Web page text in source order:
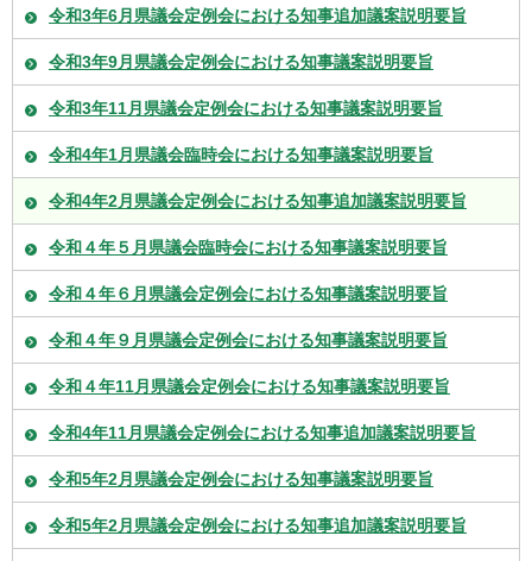
令和3年6月県議会定例会における知事追加議案説明要旨
令和3年9月県議会定例会における知事議案説明要旨
令和3年11月県議会定例会における知事議案説明要旨
令和4年1月県議会臨時会における知事議案説明要旨
令和4年2月県議会定例会における知事追加議案説明要旨
令和４年５月県議会臨時会における知事議案説明要旨
令和４年６月県議会定例会における知事議案説明要旨
令和４年９月県議会定例会における知事議案説明要旨
令和４年11月県議会定例会における知事議案説明要旨
令和4年11月県議会定例会における知事追加議案説明要旨
令和5年2月県議会定例会における知事議案説明要旨
令和5年2月県議会定例会における知事追加議案説明要旨